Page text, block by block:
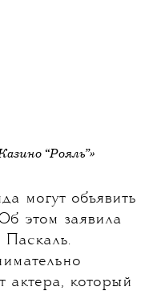
“Рояль”»
могут объявить
этом заявила
актера, который